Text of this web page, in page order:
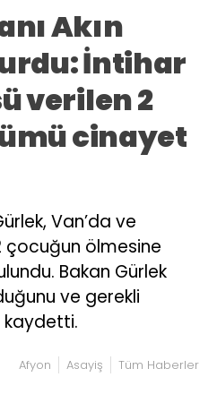
Akın
İntihar
verilen 2
cinayet
Van’da ve
çocuğun ölmesine
Bakan Gürlek
ve gerekli
kaydetti.
Afyon Asayiş Tüm Haberler